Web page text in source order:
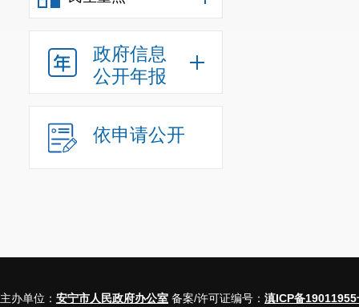
政府信息
公开年报
依申请公开
主办单位： 安宁市人民政府办公室 备案/许可证编号： 滇ICP备